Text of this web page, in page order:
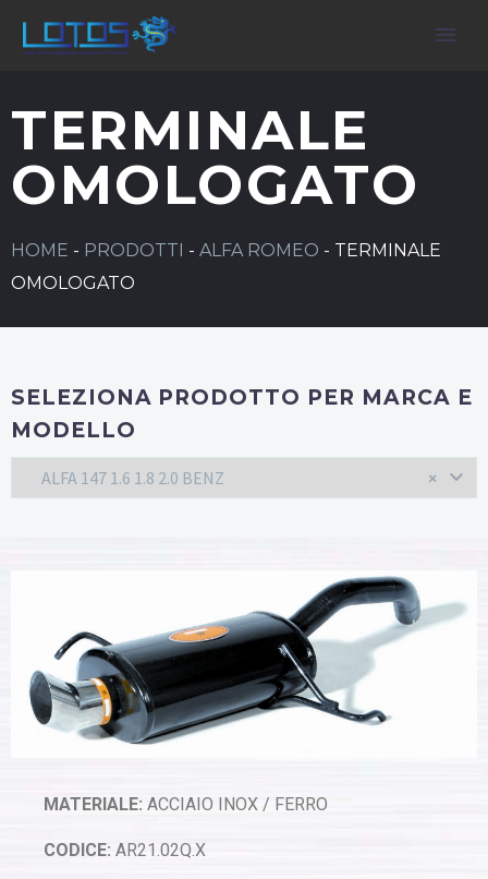
TERMINALE
OMOLOGATO
HOME - PRODOTTI - ALFA ROMEO - TERMINALE
OMOLOGATO
SELEZIONA PRODOTTO PER MARCA E
MODELLO
×
ALFA 147 1.6 1.8 2.0 BENZ
MATERIALE: ACCIAIO INOX / FERRO
CODICE: AR21.02Q.X